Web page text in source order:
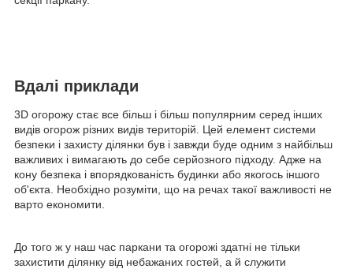
Вдалі приклади
3D огорожу стає все більш і більш популярним серед інших
видів огорож різних видів територій. Цей елемент системи
безпеки і захисту ділянки був і завжди буде одним з найбільш
важливих і вимагають до себе серйозного підходу. Адже на
кону безпека і впорядкованість будинки або якогось іншого
об'єкта. Необхідно розуміти, що на речах такої важливості не
варто економити.
До того ж у наш час паркани та огорожі здатні не тільки
захистити ділянку від небажаних гостей, а й служити